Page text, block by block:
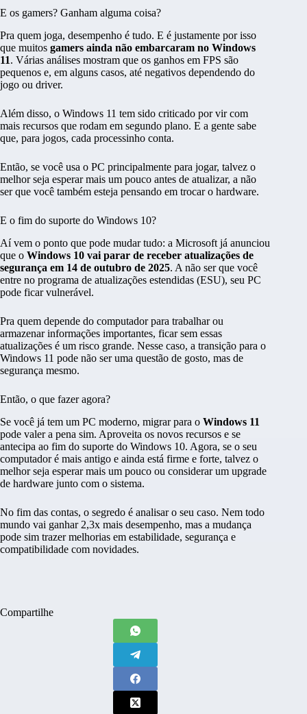
E os gamers? Ganham alguma coisa?
Pra quem joga, desempenho é tudo. E é justamente por isso
que muitos gamers ainda não embarcaram no Windows
11. Várias análises mostram que os ganhos em FPS são
pequenos e, em alguns casos, até negativos dependendo do
jogo ou driver.
Além disso, o Windows 11 tem sido criticado por vir com
mais recursos que rodam em segundo plano. E a gente sabe
que, para jogos, cada processinho conta.
Então, se você usa o PC principalmente para jogar, talvez o
melhor seja esperar mais um pouco antes de atualizar, a não
ser que você também esteja pensando em trocar o hardware.
E o fim do suporte do Windows 10?
Aí vem o ponto que pode mudar tudo: a Microsoft já anunciou
que o Windows 10 vai parar de receber atualizações de
segurança em 14 de outubro de 2025. A não ser que você
entre no programa de atualizações estendidas (ESU), seu PC
pode ficar vulnerável.
Pra quem depende do computador para trabalhar ou
armazenar informações importantes, ficar sem essas
atualizações é um risco grande. Nesse caso, a transição para o
Windows 11 pode não ser uma questão de gosto, mas de
segurança mesmo.
Então, o que fazer agora?
Se você já tem um PC moderno, migrar para o Windows 11
pode valer a pena sim. Aproveita os novos recursos e se
antecipa ao fim do suporte do Windows 10. Agora, se o seu
computador é mais antigo e ainda está firme e forte, talvez o
melhor seja esperar mais um pouco ou considerar um upgrade
de hardware junto com o sistema.
No fim das contas, o segredo é analisar o seu caso. Nem todo
mundo vai ganhar 2,3x mais desempenho, mas a mudança
pode sim trazer melhorias em estabilidade, segurança e
compatibilidade com novidades.
Compartilhe